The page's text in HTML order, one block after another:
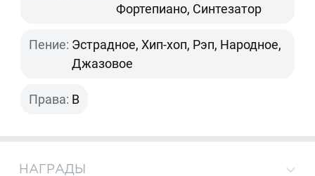
Фортепиано, Синтезатор
Пение: Эстрадное, Хип-хоп, Рэп, Народное,
Джазовое
Права: B
НАГРАДЫ